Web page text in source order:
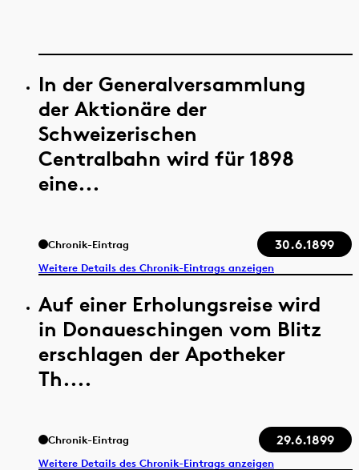
In der Generalversammlung
der Aktionäre der
Schweizerischen
Centralbahn wird für 1898
eine...
Chronik-Eintrag 30.6.1899
Weitere Details des Chronik-Eintrags anzeigen
Auf einer Erholungsreise wird
in Donaueschingen vom Blitz
erschlagen der Apotheker
Th....
Chronik-Eintrag 29.6.1899
Weitere Details des Chronik-Eintrags anzeigen